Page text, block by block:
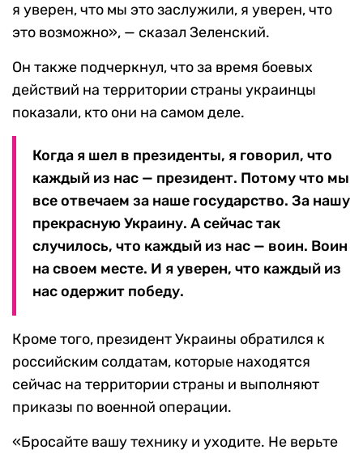
я уверен, что мы это заслужили, я уверен, что
это возможно», — сказал Зеленский.
Он также подчеркнул, что за время боевых
действий на территории страны украинцы
показали, кто они на самом деле.
Когда я шел в президенты, я говорил, что
каждый из нас — президент. Потому что мы
все отвечаем за наше государство. За нашу
прекрасную Украину. А сейчас так
случилось, что каждый из нас — воин. Воин
на своем месте. И я уверен, что каждый из
нас одержит победу.
Кроме того, президент Украины обратился к
российским солдатам, которые находятся
сейчас на территории страны и выполняют
приказы по военной операции.
«Бросайте вашу технику и уходите. Не верьте